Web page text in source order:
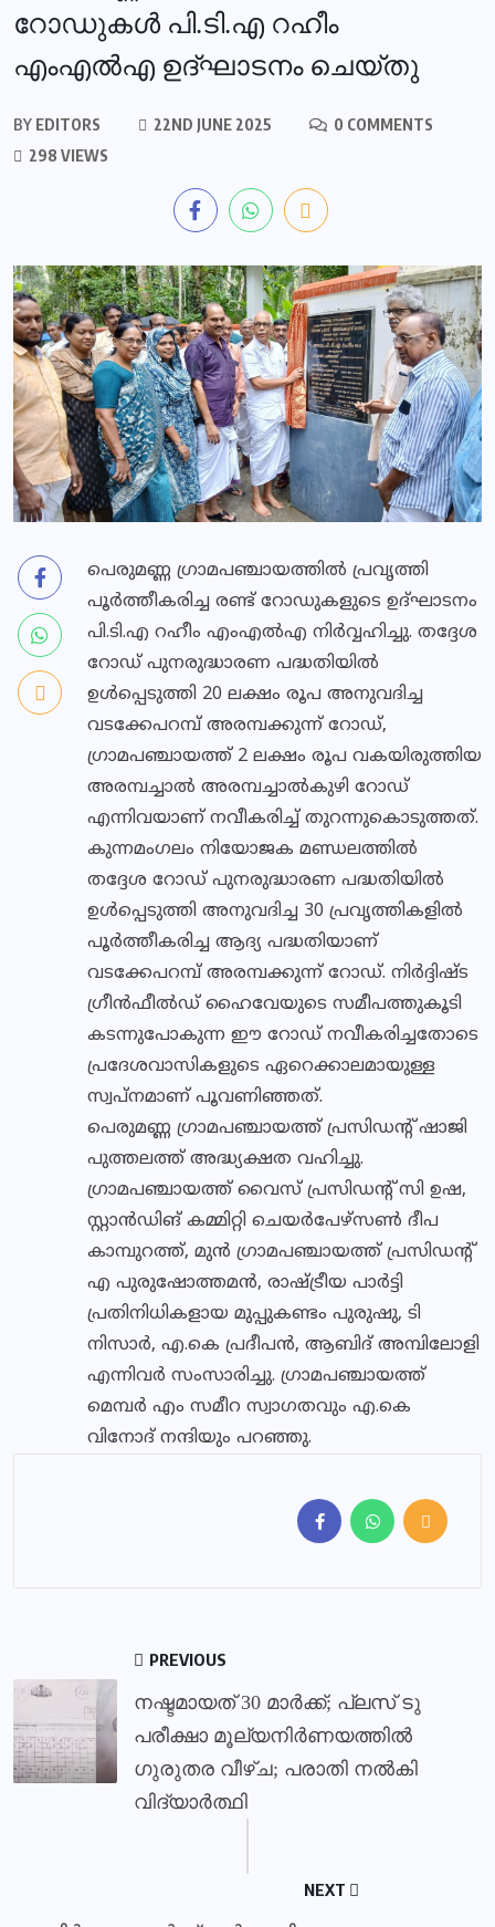
റോഡുകൾ പി.ടി.എ റഹീം
എംഎൽഎ ഉദ്ഘാടനം ചെയ്തു
BY EDITORS 22ND JUNE 2025
0 COMMENTS
298 VIEWS
പെരുമണ്ണ ഗ്രാമപഞ്ചായത്തിൽ പ്രവൃത്തി
പൂർത്തീകരിച്ച രണ്ട് റോഡുകളുടെ ഉദ്ഘാടനം
പി.ടി.എ റഹീം എംഎൽഎ നിർവ്വഹിച്ചു. തദ്ദേശ
റോഡ് പുനരുദ്ധാരണ പദ്ധതിയിൽ
ഉൾപ്പെടുത്തി 20 ലക്ഷം രൂപ അനുവദിച്ച
വടക്കേപറമ്പ് അരമ്പക്കുന്ന് റോഡ്,
ഗ്രാമപഞ്ചായത്ത് 2 ലക്ഷം രൂപ വകയിരുത്തിയ
അരമ്പച്ചാൽ അരമ്പച്ചാൽകുഴി റോഡ്
എന്നിവയാണ് നവീകരിച്ച് തുറന്നുകൊടുത്തത്.
കുന്നമംഗലം നിയോജക മണ്ഡലത്തിൽ
തദ്ദേശ റോഡ് പുനരുദ്ധാരണ പദ്ധതിയിൽ
ഉൾപ്പെടുത്തി അനുവദിച്ച 30 പ്രവൃത്തികളിൽ
പൂർത്തീകരിച്ച ആദ്യ പദ്ധതിയാണ്
വടക്കേപറമ്പ് അരമ്പക്കുന്ന് റോഡ്. നിർദ്ദിഷ്ട
ഗ്രീൻഫീൽഡ് ഹൈവേയുടെ സമീപത്തുകൂടി
കടന്നുപോകുന്ന ഈ റോഡ് നവീകരിച്ചതോടെ
പ്രദേശവാസികളുടെ ഏറെക്കാലമായുള്ള
സ്വപ്നമാണ് പൂവണിഞ്ഞത്.
പെരുമണ്ണ ഗ്രാമപഞ്ചായത്ത് പ്രസിഡന്റ് ഷാജി
പുത്തലത്ത് അദ്ധ്യക്ഷത വഹിച്ചു.
ഗ്രാമപഞ്ചായത്ത് വൈസ് പ്രസിഡന്റ് സി ഉഷ,
സ്റ്റാൻഡിങ് കമ്മിറ്റി ചെയർപേഴ്സൺ ദീപ
കാമ്പുറത്ത്, മുൻ ഗ്രാമപഞ്ചായത്ത് പ്രസിഡന്റ്
എ പുരുഷോത്തമൻ, രാഷ്ട്രീയ പാർട്ടി
പ്രതിനിധികളായ മുപ്പുകണ്ടം പുരുഷു, ടി
നിസാർ, എ.കെ പ്രദീപൻ, ആബിദ് അമ്പിലോളി
എന്നിവർ സംസാരിച്ചു. ഗ്രാമപഞ്ചായത്ത്
മെമ്പർ എം സമീറ സ്വാഗതവും എ.കെ
വിനോദ് നന്ദിയും പറഞ്ഞു.
PREVIOUS
നഷ്ടമായത് 30 മാർക്ക്; പ്ലസ് ടു
പരീക്ഷാ മൂല്യനിർണയത്തിൽ
ഗുരുതര വീഴ്ച; പരാതി നൽകി
വിദ്യാർത്ഥി
NEXT